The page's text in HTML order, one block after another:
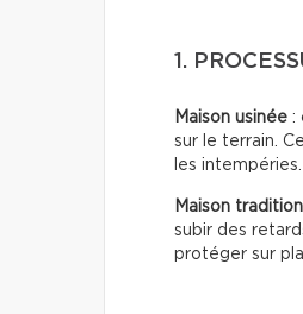
1.
Maison usinée :
sur le terrain.
les intempéries.
Maison
subir des
protéger sur